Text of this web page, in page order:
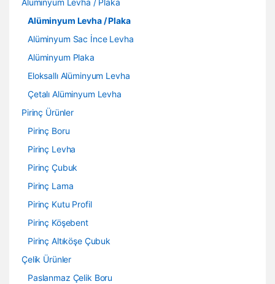
Alüminyum Levha / Plaka
Alüminyum Levha / Plaka
Alüminyum Sac İnce Levha
Alüminyum Plaka
Eloksallı Alüminyum Levha
Çetalı Alüminyum Levha
Pirinç Ürünler
Pirinç Boru
Pirinç Levha
Pirinç Çubuk
Pirinç Lama
Pirinç Kutu Profil
Pirinç Köşebent
Pirinç Altıköşe Çubuk
Çelik Ürünler
Paslanmaz Çelik Boru